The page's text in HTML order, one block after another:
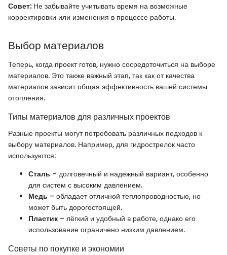
Совет:Не забывайте учитывать время на возможные
корректировки или изменения в процессе работы.
Выбор материалов
Теперь, когда проект готов, нужно сосредоточиться на выборе
материалов. Это также важный этап, так как от качества
материалов зависит общая эффективность вашей системы
отопления.
Типы материалов для различных проектов
Разные проекты могут потребовать различных подходов к
выбору материалов. Например, для гидрострелок часто
используются:
Сталь – долговечный и надежный вариант, особенно
для систем с высоким давлением.
Медь – обладает отличной теплопроводностью, но
может быть дорогостоящей.
Пластик – лёгкий и удобный в работе, однако его
использование ограничено низким давлением.
Советы по покупке и экономии